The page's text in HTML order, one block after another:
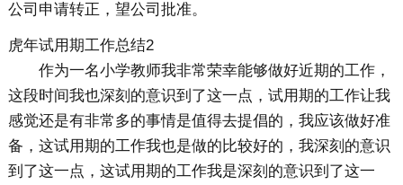
公司申请转正，望公司批准。
虎年试用期工作总结2
作为一名小学教师我非常荣幸能够做好近期的工作，
这段时间我也深刻的意识到了这一点，试用期的工作让我
感觉还是有非常多的事情是值得去提倡的，我应该做好准
备，这试用期的工作我也是做的比较好的，我深刻的意识
到了这一点，这试用期的工作我是深刻的意识到了这一